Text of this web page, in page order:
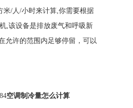
米/人/小时来计算,你需要根据
,该设备是排放废气和呼吸新
允许的范围内足够停留，可以
空调制冷量怎么计算